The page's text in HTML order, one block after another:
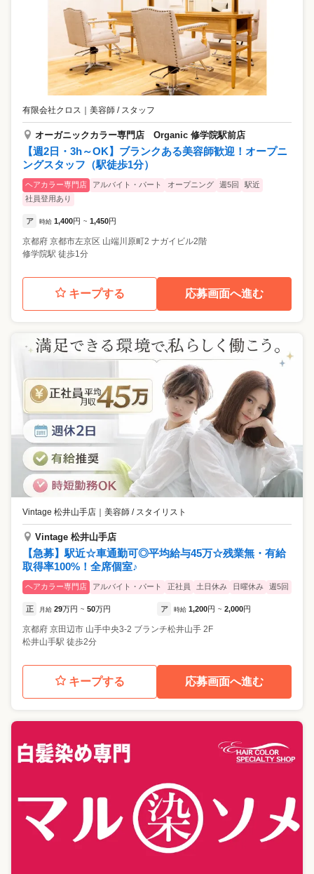
有限会社クロス ｜ 美容師 / スタッフ
オーガニックカラー専門店 Organic 修学院駅前店
【週2日・3h～OK】ブランクある美容師歓迎！オープニ
ングスタッフ（駅徒歩1分）
ヘアカラー専門店 アルバイト・パート オープニング 週5回
駅近
社員登用あり
ア 時給 1,400円 ~ 1,450円
京都府 京都市左京区 山端川原町2 ナガイビル2階
修学院駅 徒歩1分
キープする 応募画面へ進む
Vintage 松井山手店 美容師 / スタイリスト
Vintage 松井山手店
【急募】駅近☆車通勤可◎平均給与45万☆残業無・有給
取得率100%！全席個室♪
ヘアカラー専門店 アルバイト・パート 正社員 土日休み 日曜休み 週5回
正 月給 29万円 ~ 50万円 ア 時給 1,200円 ~ 2,000円
京都府 京田辺市 山手中央3-2 ブランチ松井山手 2F
松井山手駅 徒歩2分
キープする 応募画面へ進む